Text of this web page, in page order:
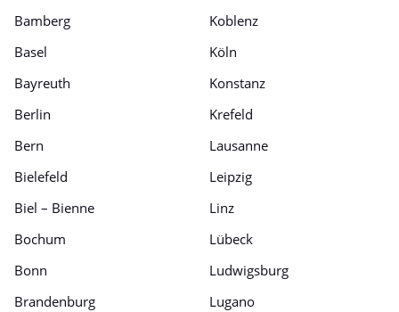
Bamberg
Basel
Bayreuth
Berlin
Bern
Bielefeld
Biel – Bienne
Bochum
Bonn
Brandenburg
Koblenz
Köln
Konstanz
Krefeld
Lausanne
Leipzig
Linz
Lübeck
Ludwigsburg
Lugano